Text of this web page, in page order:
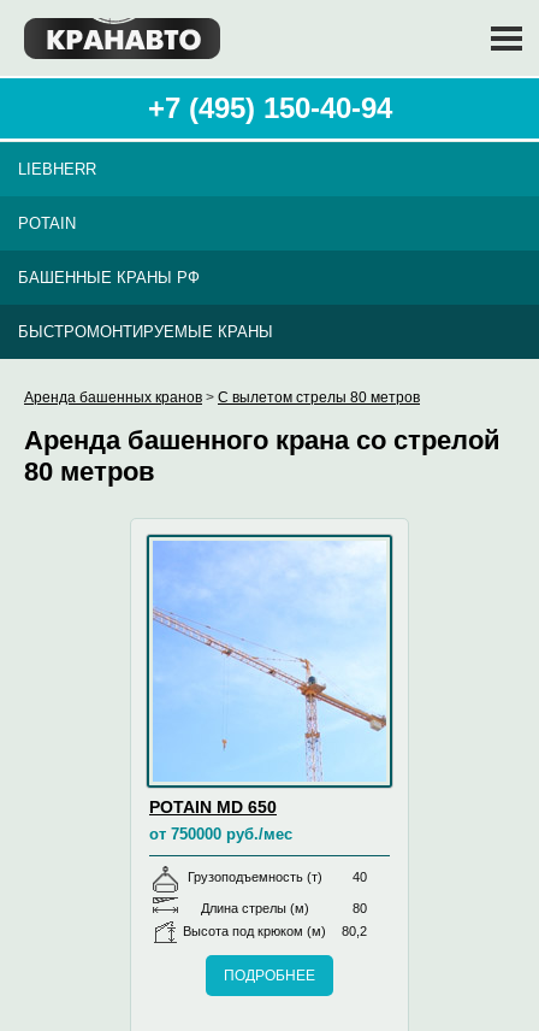
+7 (495) 150-40-94
LIEBHERR
POTAIN
БАШЕННЫЕ КРАНЫ РФ
БЫСТРОМОНТИРУЕМЫЕ КРАНЫ
Аренда башенных кранов > С вылетом стрелы 80 метров
Аренда башенного крана со стрелой
80 метров
POTAIN MD 650
от 750000 руб./мес
Грузоподъемность (т) 40
Длина стрелы (м)
80
Высота под крюком (м)
80,2
ПОДРОБНЕЕ